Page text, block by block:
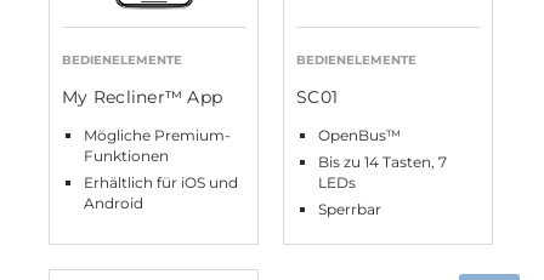
BEDIENELEMENTE
My Recliner™ App
Mögliche Premium-
Funktionen
Erhältlich für iOS und
Android
BEDIENELEMENTE
SC01
OpenBus™
Bis zu 14 Tasten, 7
LEDs
Sperrbar